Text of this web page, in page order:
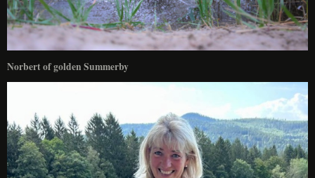
Norbert of golden Summerby